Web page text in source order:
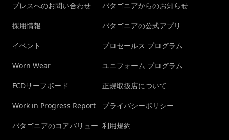
プレスへのお問い合わせ
採用情報
イベント
Worn Wear
FCDサーフボード
Work in Progress Report
パタゴニアのコアバリュー
パタゴニアからのお知らせ
パタゴニアの公式アプリ
プロセールス プログラム
ユニフォーム プログラム
正規取扱店について
プライバシーポリシー
利用規約